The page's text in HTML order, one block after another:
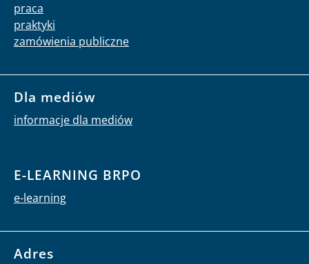
praca
praktyki
zamówienia publiczne
Dla mediów
informacje dla mediów
E-LEARNING BRPO
e-learning
Adres